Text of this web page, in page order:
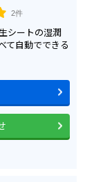
2件
シートの湿潤
て自動でできる